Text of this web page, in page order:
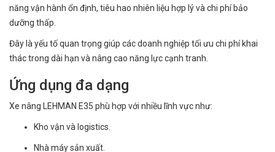
năng vận hành ổn định, tiêu hao nhiên liệu hợp lý và chi phí bảo
dưỡng thấp.
Đây là yếu tố quan trọng giúp các doanh nghiệp tối ưu chi phí khai
thác trong dài hạn và nâng cao năng lực cạnh tranh.
Ứng dụng đa dạng
Xe nâng LEHMAN E35 phù hợp với nhiều lĩnh vực như:
Kho vận và logistics.
Nhà máy sản xuất.